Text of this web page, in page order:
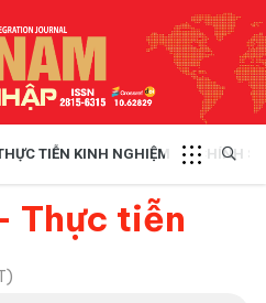
TIỄN KINH NGHIỆM CHÍNH
Thực tiễn